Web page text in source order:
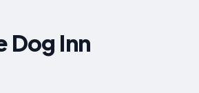
Dog Inn